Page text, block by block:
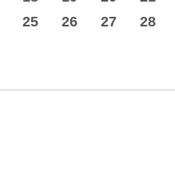
25 26 27 28